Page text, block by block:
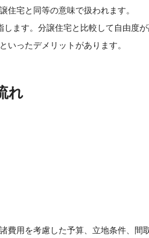
住宅と同等の意味で扱われます。
ます。分譲住宅と比較して自由度が
いったデメリットがあります。
れ
費用を考慮した予算、立地条件、間